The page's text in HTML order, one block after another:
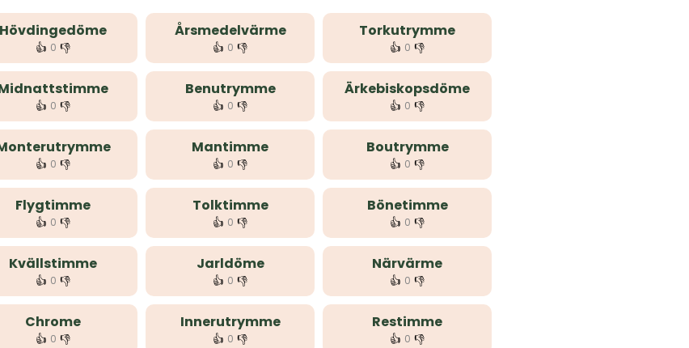
Hövdingedöme
👍 0 👎
Årsmedelvärme
👍 0 👎
Torkutrymme
👍 0 👎
👍 0 👎
Benutrymme
👍 0 👎
Ärkebiskopsdöme
👍 0 👎
👍 0 👎
Mantimme
👍 0 👎
Boutrymme
👍 0 👎
Flygtimme
👍 0 👎
Tolktimme
👍 0 👎
Bönetimme
👍 0 👎
Kvällstimme
👍 0 👎
Jarldöme
👍 0 👎
Närvärme
👍 0 👎
Chrome
👍 0 👎
Innerutrymme
👍 0 👎
Restimme
👍 0 👎